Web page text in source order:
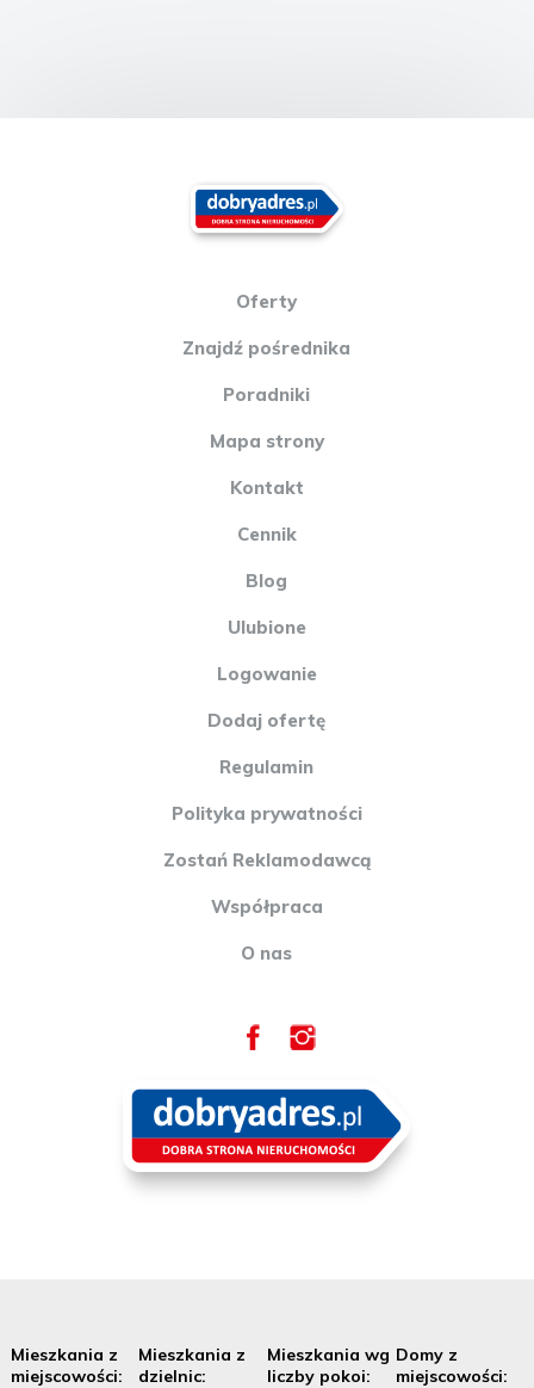
Oferty
Znajdź pośrednika
Poradniki
Mapa strony
Kontakt
Cennik
Blog
Ulubione
Logowanie
Dodaj ofertę
Regulamin
Polityka prywatności
Zostań Reklamodawcą
Współpraca
O nas
Mieszkania z
miejscowości:
Mieszkania z
dzielnic:
Mieszkania wg
liczby pokoi:
Domy z
miejscowości: